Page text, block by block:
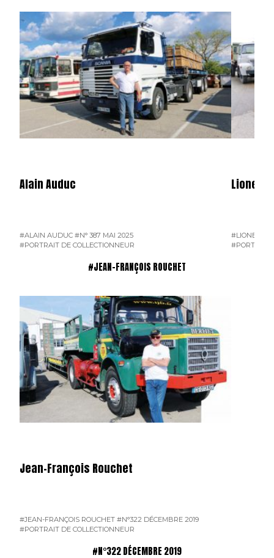
Alain Auduc
#ALAIN AUDUC #N° 387 MAI 2025
#PORTRAIT DE COLLECTIONNEUR
Lionel
#LIONEL
#PORTRAIT
#JEAN-FRANÇOIS ROUCHET
Jean-François Rouchet
#JEAN-FRANÇOIS ROUCHET #N°322 DÉCEMBRE 2019
#PORTRAIT DE COLLECTIONNEUR
#N°322 DÉCEMBRE 2019